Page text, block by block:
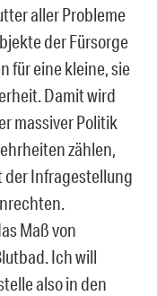
aller Probleme
der Fürsorge
für eine kleine, sie
Damit wird
massiver Politik
zählen,
der Infragestellung
Maß von
Ich will
also in den